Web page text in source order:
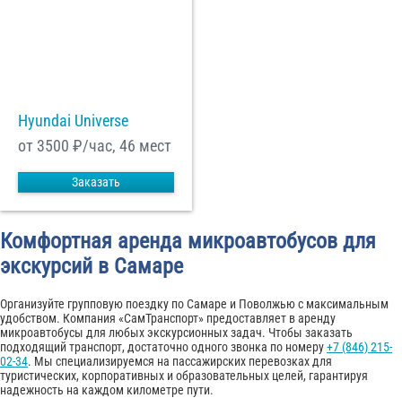
Hyundai Universe
от 3500 ₽/час, 46 мест
Заказать
Комфортная аренда микроавтобусов для
экскурсий в Самаре
Организуйте групповую поездку по Самаре и Поволжью с максимальным
удобством. Компания «СамТранспорт» предоставляет в аренду
микроавтобусы для любых экскурсионных задач. Чтобы заказать
подходящий транспорт, достаточно одного звонка по номеру+7 (846) 215-
02-34. Мы специализируемся на пассажирских перевозках для
туристических, корпоративных и образовательных целей, гарантируя
надежность на каждом километре пути.